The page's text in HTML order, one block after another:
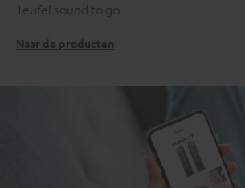
Teufel sound to go
Naar de producten